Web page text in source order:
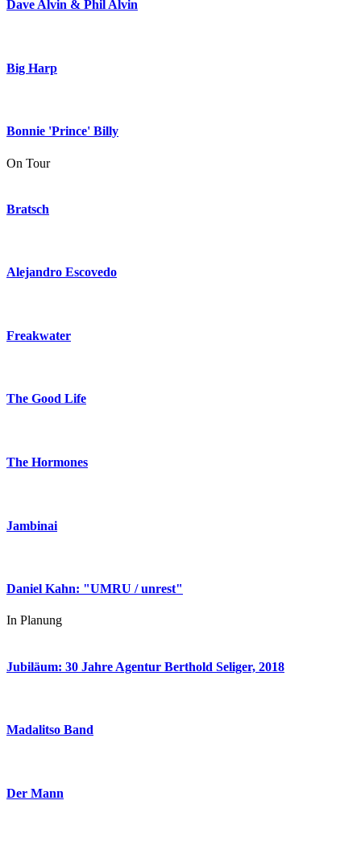
Dave Alvin & Phil Alvin
Big Harp
Bonnie 'Prince' Billy
On Tour
Bratsch
Alejandro Escovedo
Freakwater
The Good Life
The Hormones
Jambinai
Daniel Kahn: "UMRU / unrest"
In Planung
Jubiläum: 30 Jahre Agentur Berthold Seliger, 2018
Madalitso Band
Der Mann